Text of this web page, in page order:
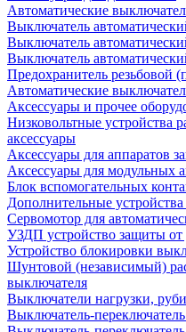
Автоматические
Выключатель
Выключатель
Выключатель
Предохранитель резьбовой
Автоматические
Аксессуары и прочее
Низковольтные устройства
аксессуары
Аксессуары для аппаратов
Аксессуары для модульных
Блок вспомогательных
Дополнительные
Сервомотор для
УЗДП устройство защиты от
Устройство блокировки
Шунтовой (независимый)
выключателя
Выключатели нагрузки,
Выключатель-